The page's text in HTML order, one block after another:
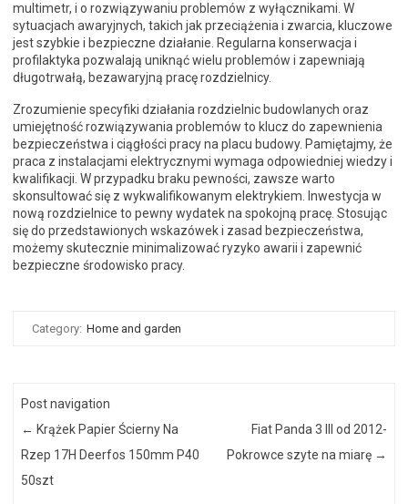
multimetr, i o rozwiązywaniu problemów z wyłącznikami. W
sytuacjach awaryjnych, takich jak przeciążenia i zwarcia, kluczowe
jest szybkie i bezpieczne działanie. Regularna konserwacja i
profilaktyka pozwalają uniknąć wielu problemów i zapewniają
długotrwałą, bezawaryjną pracę rozdzielnicy.
Zrozumienie specyfiki działania rozdzielnic budowlanych oraz
umiejętność rozwiązywania problemów to klucz do zapewnienia
bezpieczeństwa i ciągłości pracy na placu budowy. Pamiętajmy, że
praca z instalacjami elektrycznymi wymaga odpowiedniej wiedzy i
kwalifikacji. W przypadku braku pewności, zawsze warto
skonsultować się z wykwalifikowanym elektrykiem. Inwestycja w
nową rozdzielnice to pewny wydatek na spokojną pracę. Stosując
się do przedstawionych wskazówek i zasad bezpieczeństwa,
możemy skutecznie minimalizować ryzyko awarii i zapewnić
bezpieczne środowisko pracy.
Category: Home and garden
Post navigation
← Krążek Papier Ścierny Na
Rzep 17H Deerfos 150mm P40
50szt
Fiat Panda 3 III od 2012-
Pokrowce szyte na miarę →